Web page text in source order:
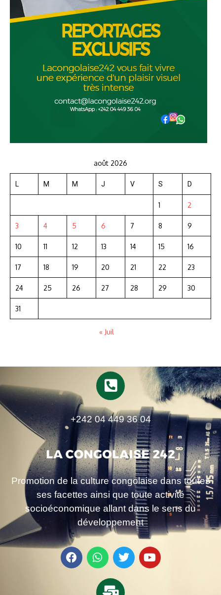
août 2026
L M M J V S D
1 2
3 4 5 6 7 8 9
10 11 12 13 14 15 16
17 18 19 20 21 22 23
24 25 26 27 28 29 30
31
« Juil
+242 04 449 36 04
Promotion de la culture congolaise dans toutes
ses facettes ainsi que toute activité
socioéconomique allant dans le sens du
développement